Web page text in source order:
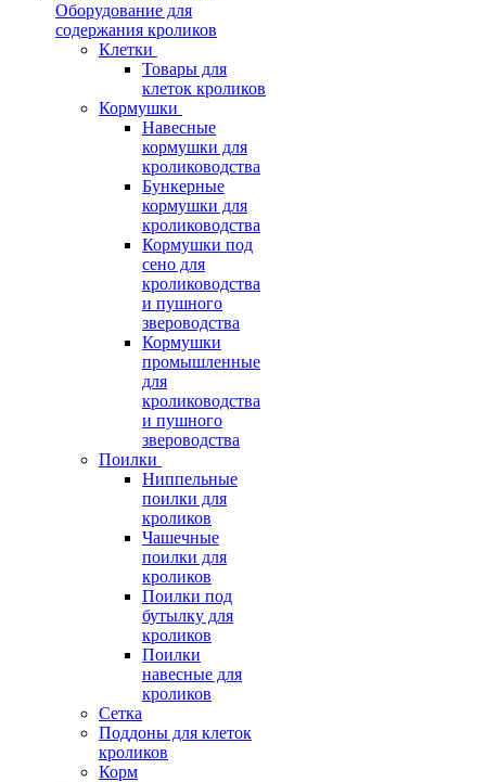
Оборудование для
содержания кроликов
Клетки
Товары для
клеток кроликов
Кормушки
Навесные
кормушки для
кролиководства
Бункерные
кормушки для
кролиководства
Кормушки под
сено для
кролиководства
и пушного
звероводства
Кормушки
промышленные
для
кролиководства
и пушного
звероводства
Поилки
Ниппельные
поилки для
кроликов
Чашечные
поилки для
кроликов
Поилки под
бутылку для
кроликов
Поилки
навесные для
кроликов
Сетка
Поддоны для клеток
кроликов
Корм